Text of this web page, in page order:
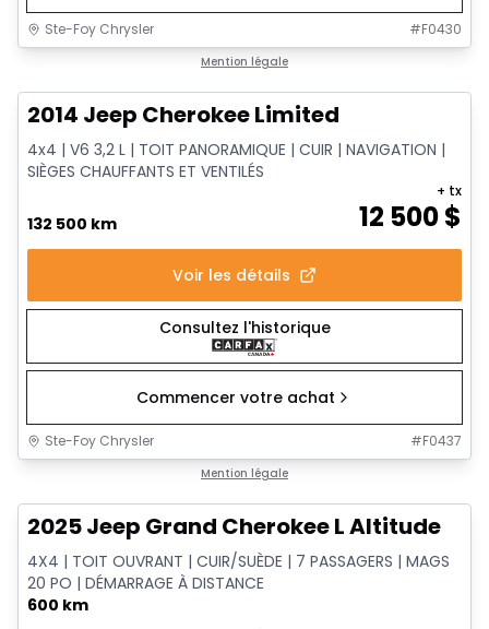
Ste-Foy Chrysler #F0430
Mention légale
2014 Jeep Cherokee Limited
4x4 | V6 3,2 L | TOIT PANORAMIQUE | CUIR | NAVIGATION |
SIÈGES CHAUFFANTS ET VENTILÉS
132 500 km 12 500$
+ tx
Voir les détails
Consultez l'historique
Commencer votre achat
Ste-Foy Chrysler #F0437
Mention légale
2025 Jeep Grand Cherokee L Altitude
4X4 | TOIT OUVRANT | CUIR/SUÈDE | 7 PASSAGERS | MAGS
20 PO | DÉMARRAGE À DISTANCE
600 km